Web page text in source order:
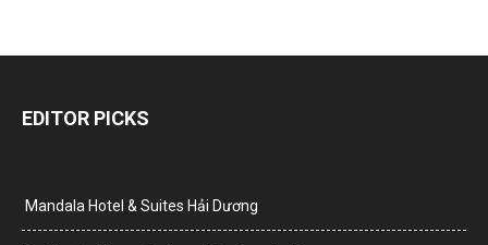
EDITOR PICKS
Mandala Hotel & Suites Hải Dương